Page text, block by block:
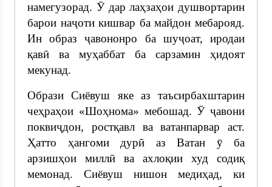
намегузорад. Ӯ дар лаҳзаҳои душвортарин
барои наҷоти кишвар ба майдон мебарояд.
Ин образ ҷавононро ба шуҷоат, иродаи
қавӣ ва муҳаббат ба сарзамин ҳидоят
мекунад.
Образи Сиёвуш яке аз таъсирбахштарин
чеҳраҳои «Шоҳнома» мебошад. Ӯ ҷавони
поквиҷдон, ростқавл ва ватанпарвар аст.
Ҳатто ҳангоми дурӣ аз Ватан ӯ ба
арзишҳои миллӣ ва ахлоқии худ содиқ
мемонад. Сиёвуш нишон медиҳад, ки